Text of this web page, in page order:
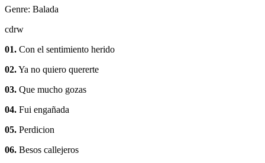
Genre: Balada
cdrw
01. Con el sentimiento herido
02.Ya no quiero quererte
03. Que mucho gozas
04. Fui engañada
05. Perdicion
06. Besos callejeros